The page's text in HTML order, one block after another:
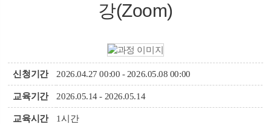
강(Zoom)
신청기간 2026.04.27 00:00 - 2026.05.08 00:00
교육기간 2026.05.14 - 2026.05.14
교육시간 1시간